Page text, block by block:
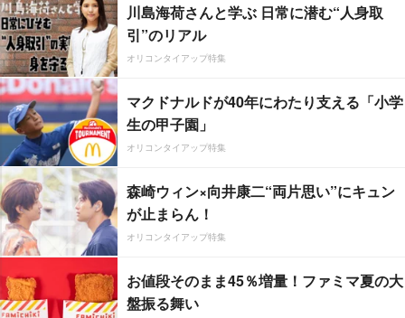
川島海荷さんと学ぶ 日常に潜む“人身取
引”のリアル
オリコンタイアップ特集
マクドナルドが40年にわたり支える「小学
生の甲子園」
オリコンタイアップ特集
森崎ウィン×向井康二“両片思い”にキュン
が止まらん！
オリコンタイアップ特集
お値段そのまま45％増量！ファミマ夏の大
盤振る舞い